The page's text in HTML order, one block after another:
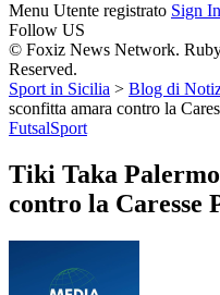
Menu Utente registrato Sign In
Follow US
© Foxiz News Network.
Reserved.
Sport in Sicilia > Blog di
sconfitta amara contro la
FutsalSport
Tiki Taka
contro la Caresse